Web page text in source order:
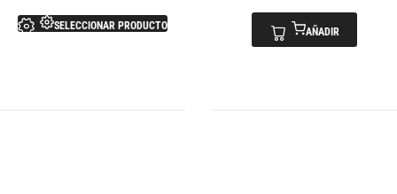
SELECCIONAR PRODUCTO AÑADIR